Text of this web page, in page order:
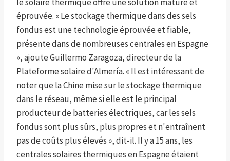
le solaire thermique offre une solution mature et
éprouvée. « Le stockage thermique dans des sels
fondus est une technologie éprouvée et fiable,
présente dans de nombreuses centrales en Espagne
», ajoute Guillermo Zaragoza, directeur de la
Plateforme solaire d'Almería. « Il est intéressant de
noter que la Chine mise sur le stockage thermique
dans le réseau, même si elle est le principal
producteur de batteries électriques, car les sels
fondus sont plus sûrs, plus propres et n'entraînent
pas de coûts plus élevés », dit-il. Il y a 15 ans, les
centrales solaires thermiques en Espagne étaient